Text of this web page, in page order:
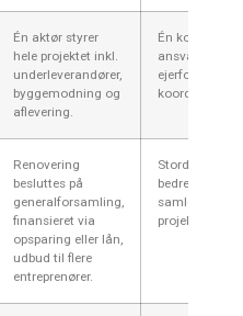
Én aktør styrer
hele projektet inkl.
underleverandører,
byggemodning og
aflevering.
Én kontrakt,
ansvar, lettere
ejerforeninger
koordinere.
Renovering
besluttes på
generalforsamling,
finansieret via
opsparing eller lån,
udbud til flere
entreprenører.
bedre pris pr.
samlet
projektstyring.